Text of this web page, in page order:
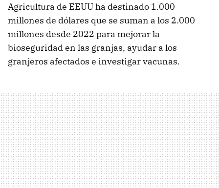
Agricultura de EEUU ha destinado 1.000
millones de dólares que se suman a los 2.000
millones desde 2022 para mejorar la
bioseguridad en las granjas, ayudar a los
granjeros afectados e investigar vacunas.